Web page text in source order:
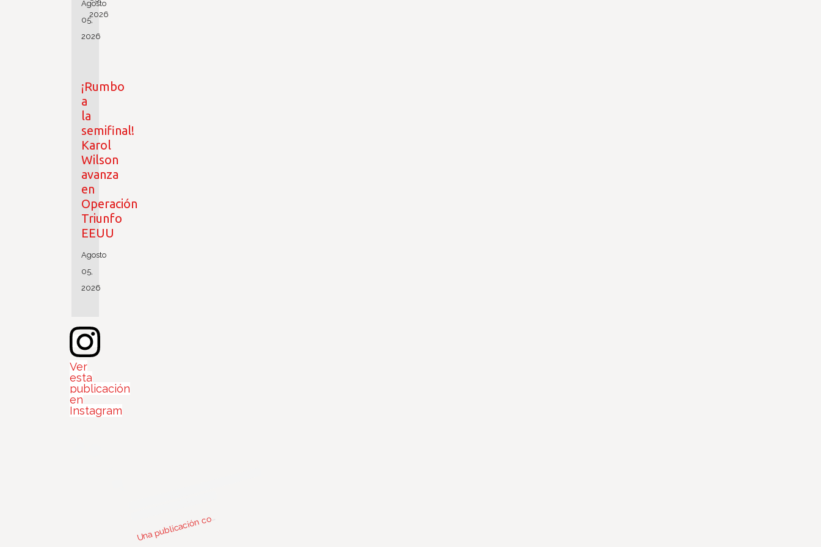
Agosto
05,
2026
2026
¡Rumbo
a
la
semifinal!
Karol
Wilson
avanza
en
Operación
Triunfo
EEUU
Agosto
05,
2026
Ver
esta
publicación
en
Instagram
U
na
p
u
bli
ca
ci
ó
n
c
om
parti
da
d
e(
@s
e
c
h
m
usi
c)